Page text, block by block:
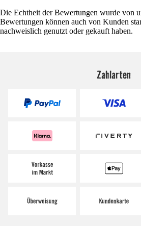
Die Echtheit der Bewertungen wurde von
Bewertungen können auch von Kunden
nachweislich genutzt oder gekauft haben.
Zahlarten